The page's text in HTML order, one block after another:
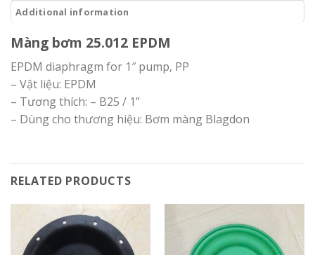
Additional information
Màng bơm 25.012 EPDM
EPDM diaphragm for 1″ pump, PP
– Vật liệu: EPDM
– Tương thích: – B25 / 1”
– Dùng cho thương hiệu: Bơm màng Blagdon
RELATED PRODUCTS